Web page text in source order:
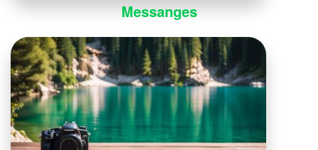
Messanges